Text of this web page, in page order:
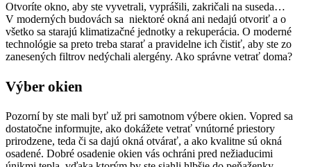
Otvoríte okno, aby ste vyvetrali, vyprášili, zakričali na suseda…
V moderných budovách sa niektoré okná ani nedajú otvoriť a o
všetko sa starajú klimatizačné jednotky a rekuperácia. O moderné
technológie sa preto treba starať a pravidelne ich čistiť, aby ste zo
zanesených filtrov nedýchali alergény. Ako správne vetrať doma?
Výber okien
Pozorní by ste mali byť už pri samotnom výbere okien. Vopred sa
dostatočne informujte, ako dokážete vetrať vnútorné priestory
prirodzene, teda či sa dajú okná otvárať, a ako kvalitne sú okná
osadené. Dobré osadenie okien vás ochráni pred nežiaducimi